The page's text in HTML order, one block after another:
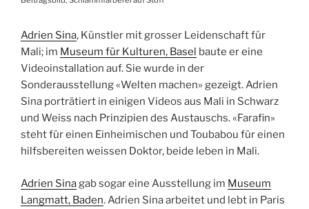
Adrien Sina, Künstler mit grosser Leidenschaft für
Mali; im Museum für Kulturen, Basel baute er eine
Videoinstallation auf. Sie wurde in der
Sonderausstellung «Welten machen» gezeigt. Adrien
Sina porträtiert in einigen Videos aus Mali in Schwarz
und Weiss nach Prinzipien des Austauschs. «Farafin»
steht für einen Einheimischen und Toubabou für einen
hilfsbereiten weissen Doktor, beide leben in Mali.
Adrien Sinagab sogar eine Ausstellung im Museum
Langmatt, Baden. Adrien Sina arbeitet und lebt in Paris